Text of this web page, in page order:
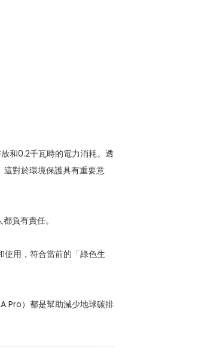
和0.2千瓦時的電力消耗。透
這對於環境保護具有重要意
負有責任。
用，符合當前的「綠色生
Pro）都是幫助減少地球碳排